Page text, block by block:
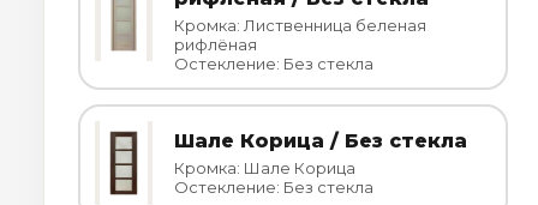
Кромка: Лиственница беленая
рифлёная
Остекление: Без стекла
Шале Корица / Без стекла
Кромка: Шале Корица
Остекление: Без стекла